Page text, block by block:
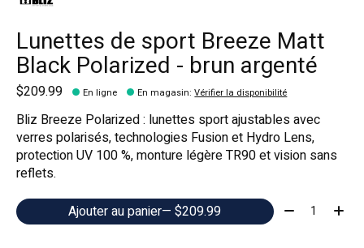
Lunettes de sport Breeze Matt
Black Polarized - brun argenté
$209.99 En ligne En magasin:Vérifier la disponibilité
Bliz Breeze Polarized : lunettes sport ajustables avec
verres polarisés, technologies Fusion et Hydro Lens,
protection UV 100 %, monture légère TR90 et vision sans
reflets.
Ajouter au panier
— $209.99 Quantité: